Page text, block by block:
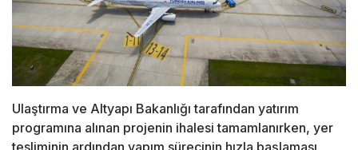
Ulaştırma ve Altyapı Bakanlığı tarafından yatırım
programına alınan projenin ihalesi tamamlanırken, yer
tesliminin ardından yapım sürecinin hızla başlaması